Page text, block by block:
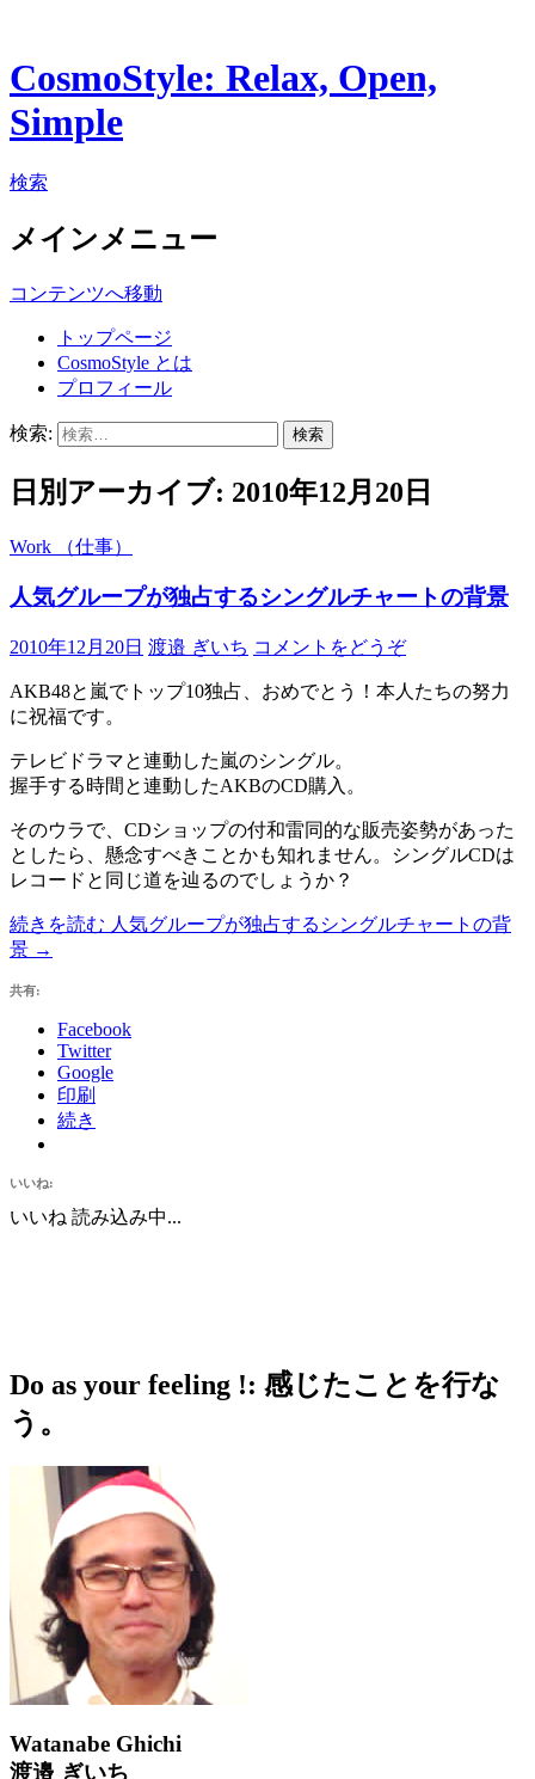
CosmoStyle: Relax, Open,
Simple
検索
メインメニュー
コンテンツへ移動
トップページ
CosmoStyle とは
プロフィール
検索:
日別アーカイブ: 2010年12月20日
Work （仕事）
人気グループが独占するシングルチャートの背景
2010年12月20日 渡邉 ぎいち コメントをどうぞ
AKB48と嵐でトップ10独占、おめでとう！本人たちの努力
に祝福です。
テレビドラマと連動した嵐のシングル。
握手する時間と連動したAKBのCD購入。
そのウラで、CDショップの付和雷同的な販売姿勢があった
としたら、懸念すべきことかも知れません。シングルCDは
レコードと同じ道を辿るのでしょうか？
続きを読む 人気グループが独占するシングルチャートの背
景 →
共有:
Facebook
Twitter
Google
印刷
続き
いいね:
いいね 読み込み中...
Do as your feeling !: 感じたことを行な
う。
Watanabe Ghichi
渡邉 ぎいち